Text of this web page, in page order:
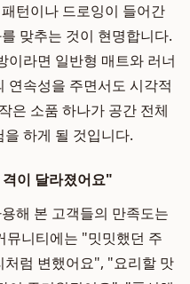
턴이나 드로잉이 들어간
맞추는 것이 현명합니다.
라면 일반형 매트와 러너
연속성을 주면서도 시각적
은 소품 하나가 공간 전체
하게 될 것입니다.
이 달라졌어요"
해 본 고객들의 만족도는
뮤니티에는 "밋밋했던 주
럼 변했어요", "요리할 맛